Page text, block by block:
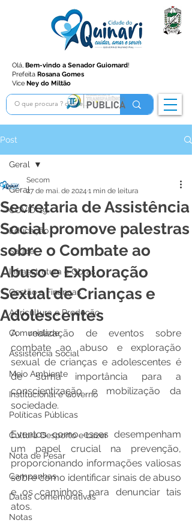
Olá, Bem-vindo a Senador Guiomard!
Prefeita Rosana Gomes
Vice Ney do Miltão
Post
Geral
COVID-19
Educação
Saúde
Infraestrutura e Obras
Gestão e Finanças
Agricultura e Produção
Comunidade
Assistência Social
Meio Ambiente
Institucional e Governo
Políticas Públicas
Cultura Desporto e Lazer
Nota de Pesar
Campanhas
Datas Comemorativas
Notas
Geral
Secretaria de Assistência
Social promove palestras
sobre o Combate ao
Abuso e Exploração
Sexual de Crianças e
Adolescentes
Secom
27 de mai. de 2024 1 min de leitura
A realização de eventos sobre
combate ao abuso e exploração
sexual de crianças e adolescentes é
de suma importância para a
conscientização e mobilização da
sociedade.
Eventos como esses desempenham
um papel crucial na prevenção,
proporcionando informações valiosas
sobre como identificar sinais de abuso
e os caminhos para denunciar tais
atos.